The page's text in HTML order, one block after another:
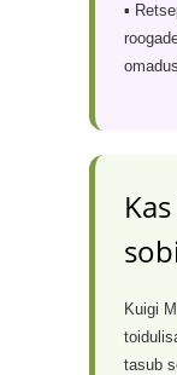
▪
Kuigi
tasub